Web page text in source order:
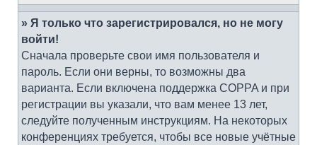
» Я только что зарегистрировался, но не могу
войти!
Сначала проверьте свои имя пользователя и
пароль. Если они верны, то возможны два
варианта. Если включена поддержка COPPA и при
регистрации вы указали, что вам менее 13 лет,
следуйте полученным инструкциям. На некоторых
конференциях требуется, чтобы все новые учётные